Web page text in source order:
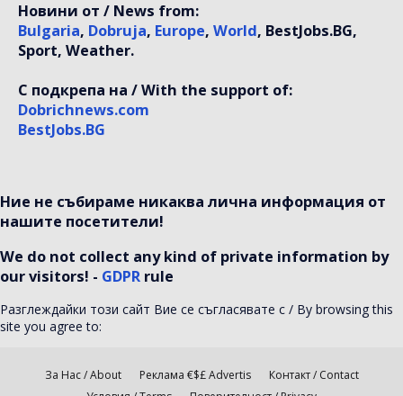
Новини от / News from:
Bulgaria, Dobruja, Europe, World, BestJobs.BG,
Sport, Weather.
С подкрепа на / With the support of:
Dobrichnews.com
BestJobs.BG
Ние не събираме никаква лична информация от
нашите посетители!
We do not collect any kind of private information by
our visitors! - GDPR rule
Разглеждайки този сайт Вие се съгласявате с / By browsing this
site you agree to:
За Нас / About Реклама €$£ Advertis
Контакт / Contact